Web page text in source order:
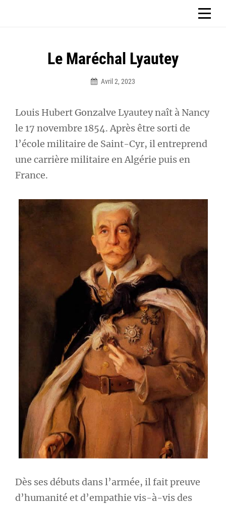
Le Maréchal Lyautey
Avril 2, 2023
Louis Hubert Gonzalve Lyautey naît à Nancy
le 17 novembre 1854. Après être sorti de
l’école militaire de Saint-Cyr, il entreprend
une carrière militaire en Algérie puis en
France.
Dès ses débuts dans l’armée, il fait preuve
d’humanité et d’empathie vis-à-vis des